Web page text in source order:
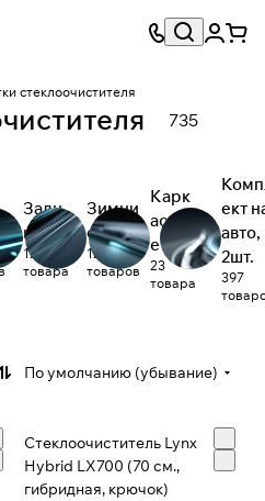
стеклоочистителя
735
Задн
ие
123
товара
Зимни
е
12
товаров
Карк
асны
е
23
товара
ект
авто,
2шт.
397
По умолчанию (убывание)
Стеклоочиститель Lynx
Hybrid LX700 (70 см.,
гибридная, крючок)